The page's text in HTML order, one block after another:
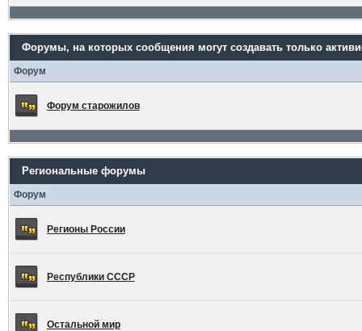
Форумы, на которых сообщения могут создавать только
Форум
Форум старожилов
Региональные форумы
Форум
Регионы России
Республики СССР
Остальной мир